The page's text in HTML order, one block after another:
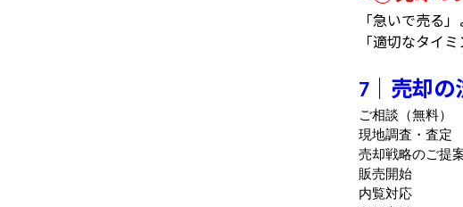
「急いで売る」
「適切なタイ
7 ｜売却
ご相談（無料）
現地調査・査定
売却戦略のご提
販売開始
内覧対応